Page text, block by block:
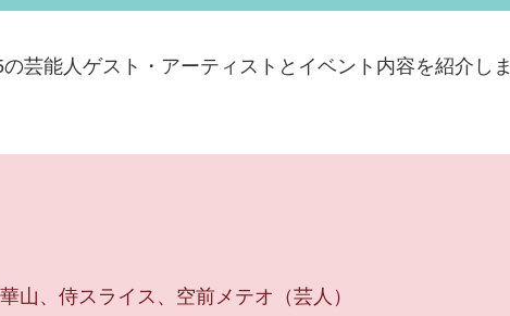
芸能人ゲスト・アーティストとイベント内容を紹介しま
山、侍スライス、空前メテオ（芸人）